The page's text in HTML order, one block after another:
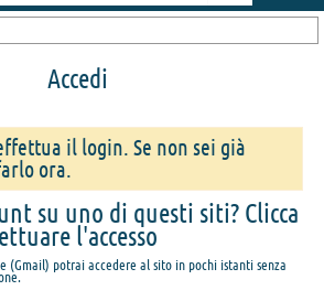
Accedi
il login. Se non sei già
ora.
su uno di questi siti? Clicca
l'accesso
(Gmail) potrai accedere al sito in pochi istanti senza